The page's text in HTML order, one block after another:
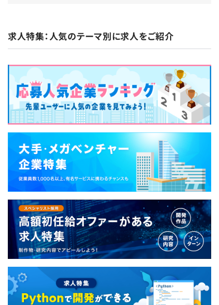
昇給：年1回（4月）
社会保険完備（健康保険〈関東ITソフトウェア健康保険組
合加入〉・厚生年金保険、雇用保険・労災保険）
無期雇用
3カ月（期間中、待遇の変更はありません）
取引で、幅広いお客さまとの関わりを通じて貴重な
経験を積むことができます。 ★IoTやウェアラブル端
末など最先端の技術に触れられる業務 当社は、既存
の技術にこだわらず、常に新しい技術を求め、研
究・開発に携わっています。 そのような環境下、最
先端のテクノロジーに触れる機会が多くあり、業務
を通して専門技術が自ずから高まります。 ③社会貢
献を自負できる職場 ★最先端のテクノロジーを通
し、世界の発展に寄与 創立当時はマイコンの黎明期
でした。当時に比較すれば、ハードウェアもソフト
ウェアもOSも加速度的に発展をしている現在です。
CPUは高速化、高集積化、極小化し、ソフトウェア
は分野向けの高級言語化（高生産性化）し、OSも分
野向けに操作性を高めています。このように変化し続
ける時代に順応できる、変化の先を読める人材を育
成し、常に新しい技術の提供を通して世界の発展に
寄与していく職場です。 ★よりよい技術を提供する
ことにより感謝される喜び 当社は、多種多様な技術
を提供しており、直接取り引きが多いため、お客さ
まとダイレクトにコミュニケーションを取れる環境
にあります。 お客さまの役に立てて社会に貢献でき
たときに得られる達成感と感謝される喜びが、社員
の成長につながっています。
求人特集：人気のテーマ別に求人をご紹介